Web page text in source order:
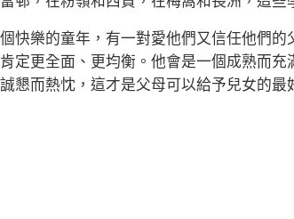
樂的童年，有一對愛他們又信任他們的
定更全面、更均衡。他會是一個成熟而充
懇而熱忱，這才是父母可以給予兒女的最